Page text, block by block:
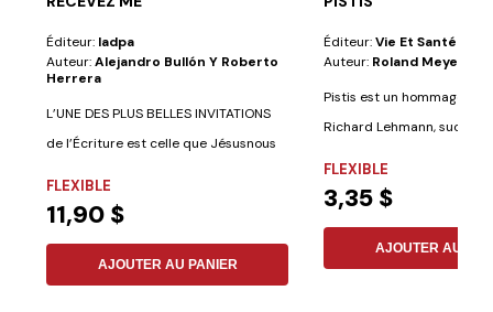
Éditeur: Iadpa
Auteur:Alejandro Bullón Y Roberto
Herrera
L’UNE DES PLUS BELLES INVITATIONS
de l’Écriture est celle que Jésusnous
FLEXIBLE
11,90 $
AJOUTER AU PANIER
Éditeur:Vie Et Santé
Auteur: Roland Meyer
Pistis est un hommage
Richard Lehmann,
FLEXIBLE
3,35 $
AJOUTER AU